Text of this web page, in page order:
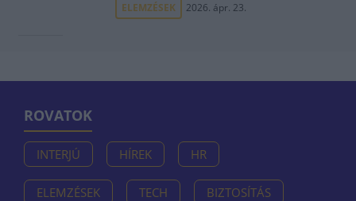
ELEMZÉSEK 2026. ápr. 23.
ROVATOK
INTERJÚ HÍREK HR
ELEMZÉSEK TECH BIZTOSÍTÁS